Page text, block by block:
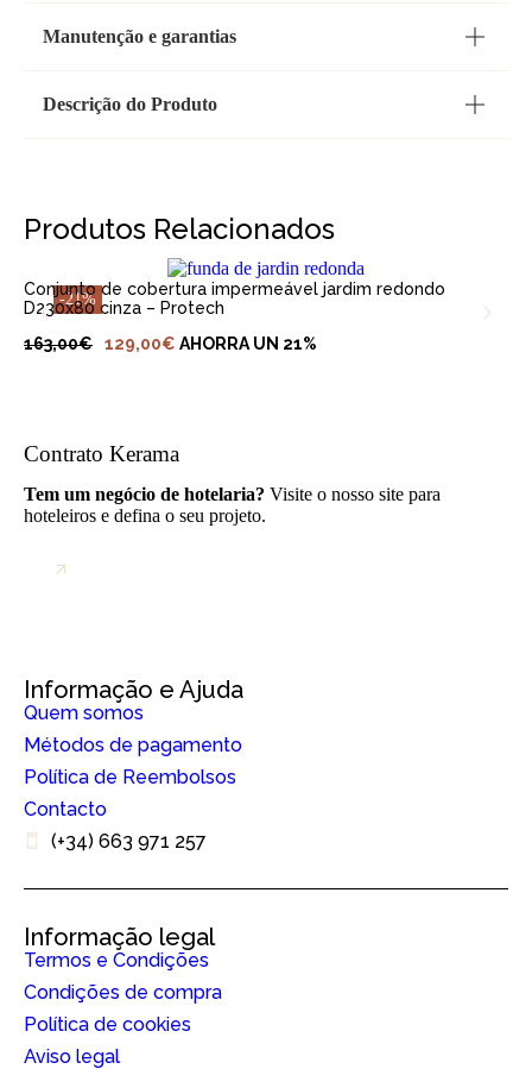
Manutenção e garantias
Descrição do Produto
Produtos Relacionados
-21%
Conjunto de cobertura impermeável jardim redondo
D230x80 cinza – Protech
163,00€ 129,00€ AHORRA UN 21%
Contrato Kerama
Tem um negócio de hotelaria? Visite o nosso site para
hoteleiros e defina o seu projeto.
Informação e Ajuda
Quem somos
Métodos de pagamento
Política de Reembolsos
Contacto
(+34) 663 971 257
Informação legal
Termos e Condições
Condições de compra
Política de cookies
Aviso legal